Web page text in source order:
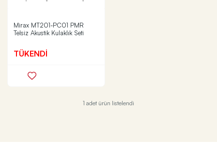
Mirax MT201-PC01 PMR
Telsiz Akustik Kulaklık Seti
TÜKENDİ
1 adet ürün listelendi